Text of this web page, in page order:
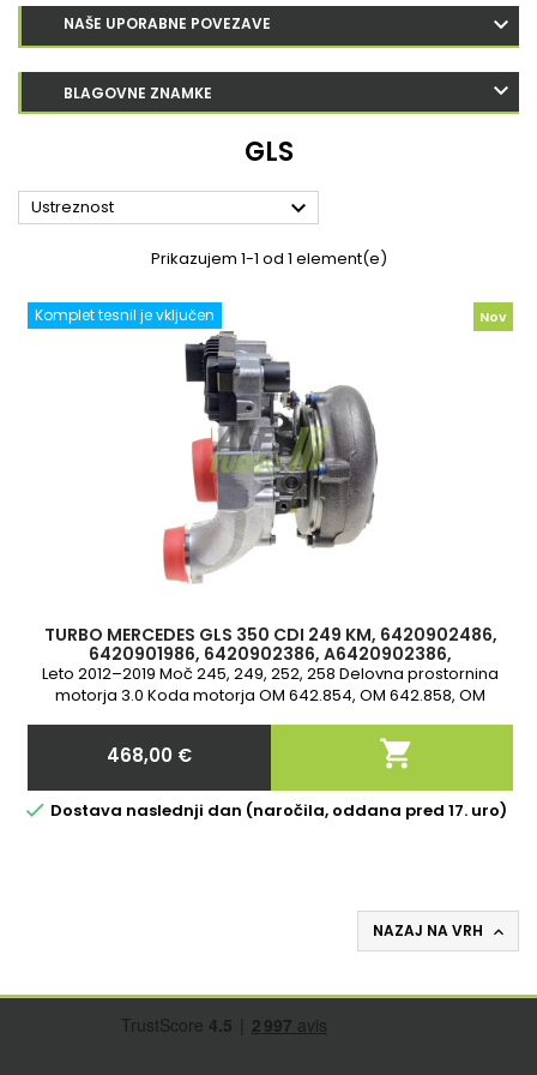
NAŠE UPORABNE POVEZAVE
BLAGOVNE ZNAMKE
GLS
Ustreznost 
Prikazujem 1-1 od 1 element(e)
Komplet tesnil je vključen Nov
TURBO MERCEDES GLS 350 CDI 249 KM, 6420902486,
6420901986, 6420902386, A6420902386,
A6420901986, 826830 3,
Leto 2012–2019 Moč 245, 249, 252, 258 Delovna prostornina
motorja 3.0 Koda motorja OM 642.854, OM 642.858, OM
OM 642.861, OM 642.867, OM 642.889 2-letna garancija Turbo
Cena
468,00 € 
 Dostava naslednji dan (naročila, oddana pred 17. uro)
NAZAJ NA VRH 